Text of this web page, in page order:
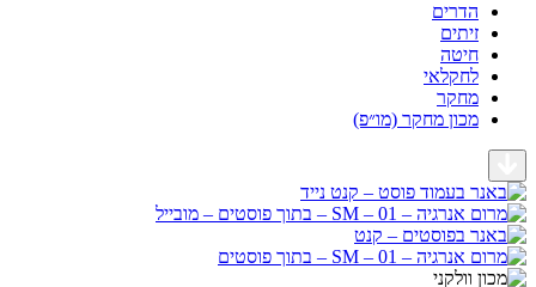
הדרים
זיתים
חיטה
לחקלאי
מחקר
מכון מחקר (מו״פ)